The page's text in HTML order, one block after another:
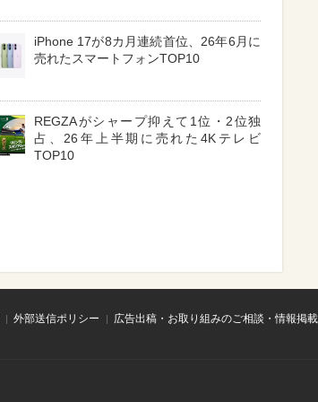
iPhone 17が8カ月連続首位、26年6月に
売れたスマートフォンTOP10
REGZAがシャープ抑えて1位・2位独
占、26年上半期に売れた4Kテレビ
TOP10
外部送信ポリシー
広告出稿・お取り組みのご相談・情報掲